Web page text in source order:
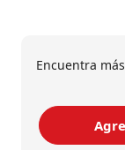
Encuentra